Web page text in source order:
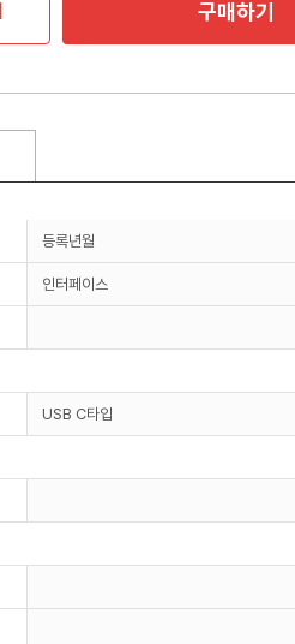
구매하기
등록년월
인터페이스
USB C타입